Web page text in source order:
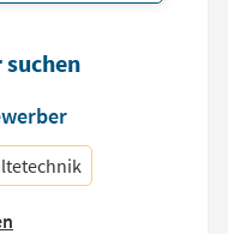
suchen